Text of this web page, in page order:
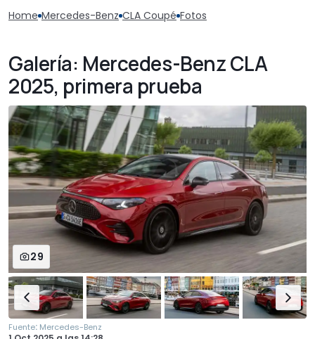
Home Mercedes-Benz CLA Coupé Fotos
Galería: Mercedes-Benz CLA
2025, primera prueba
29
Fuente: Mercedes-Benz